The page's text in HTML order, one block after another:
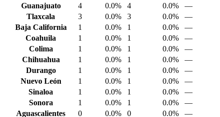
Guanajuato
4 0.0% 4 0.0%
—
Tlaxcala
3 0.0% 3 0.0%
—
Baja California
1 0.0% 1 0.0%
—
Coahuila
1 0.0% 1 0.0%
—
Colima
1 0.0% 1 0.0%
—
Chihuahua
1 0.0% 1 0.0%
—
Durango
1 0.0% 1 0.0%
—
Nuevo León
1 0.0% 1 0.0%
—
Sinaloa
1 0.0% 1 0.0%
—
Sonora
1 0.0% 1 0.0%
—
Aguascalientes
0 0.0% 0 0.0% —